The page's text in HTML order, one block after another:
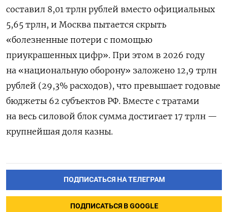
составил 8,01 трлн рублей вместо официальных
5,65 трлн, и Москва пытается скрыть
«болезненные потери с помощью
приукрашенных цифр». При этом в 2026 году
на «национальную оборону» заложено 12,9 трлн
рублей (29,3% расходов), что превышает годовые
бюджеты 62 субъектов РФ. Вместе с тратами
на весь силовой блок сумма достигает 17 трлн —
крупнейшая доля казны.
ПОДПИСАТЬСЯ НА ТЕЛЕГРАМ
ПОДПИСАТЬСЯ В GOOGLE